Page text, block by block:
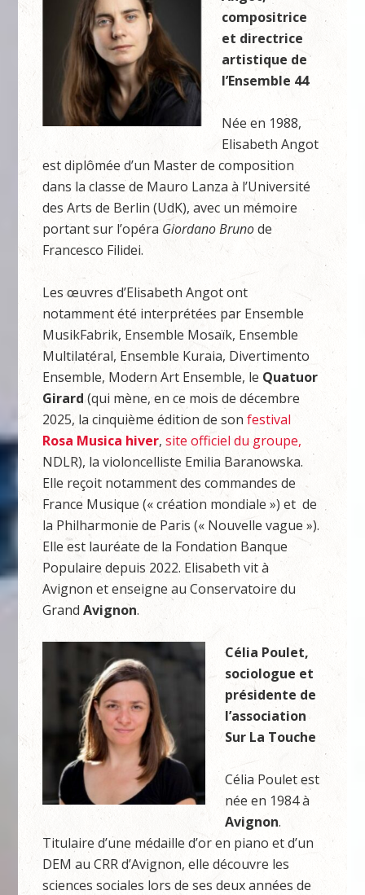
compositrice
et directrice
artistique de
l’Ensemble 44
Née en 1988,
Elisabeth Angot
est diplômée d’un Master de composition
dans la classe de Mauro Lanza à l’Université
des Arts de Berlin (UdK), avec un mémoire
portant sur l’opéra Giordano Brunode
Francesco Filidei.
Les œuvres d’Elisabeth Angot ont
notamment été interprétées par Ensemble
MusikFabrik, Ensemble Mosaïk, Ensemble
Multilatéral, Ensemble Kuraia, Divertimento
Ensemble, Modern Art Ensemble, le Quatuor
Girard(qui mène, en ce mois de décembre
2025, la cinquième édition de sonfestival
Rosa Musica hiver,site officiel du groupe,
NDLR), la violoncelliste Emilia Baranowska.
Elle reçoit notamment des commandes de
France Musique (« création mondiale ») et de
la Philharmonie de Paris (« Nouvelle vague »).
Elle est lauréate de la Fondation Banque
Populaire depuis 2022. Elisabeth vit à
Avignon et enseigne au Conservatoire du
GrandAvignon.
Célia Poulet,
sociologue et
présidente de
l’association
Sur La Touche
Célia Poulet est
née en 1984 à
Avignon.
Titulaire d’une médaille d’or en piano et d’un
DEM au CRR d’Avignon, elle découvre les
sciences sociales lors de ses deux années de